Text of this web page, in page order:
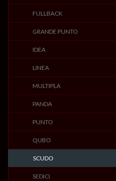
FULLBACK
GRANDE PUNTO
IDEA
LINEA
MULTIPLA
PANDA
PUNTO
QUBO
SCUDO
SEDICI